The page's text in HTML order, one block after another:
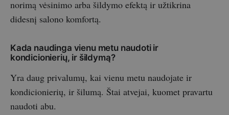
norimą vėsinimo arba šildymo efektą ir užtikrina
didesnį salono komfortą.
Kada naudinga vienu metu naudoti ir
kondicionierių, ir šildymą?
Yra daug privalumų, kai vienu metu naudojate ir
kondicionierių, ir šilumą. Štai atvejai, kuomet pravartu
naudoti abu.